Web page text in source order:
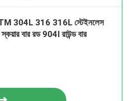
304L 316 316L স্টেইনলেস
স্কয়ার বার রড 904l রাউন্ড বার